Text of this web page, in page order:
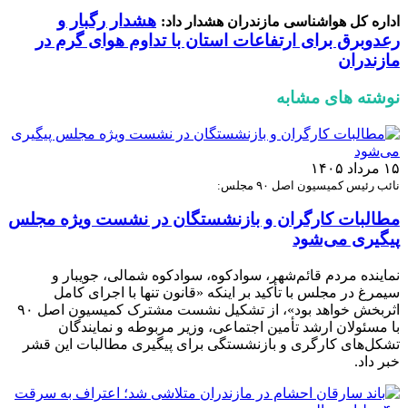
اداره کل هواشناسی مازندران هشدار داد: هشدار رگبار و
رعدوبرق برای ارتفاعات استان با تداوم هوای گرم در
مازندران
نوشته های مشابه
۱۵ مرداد ۱۴۰۵
نائب رئیس کمیسیون اصل ۹۰ مجلس:
مطالبات کارگران و بازنشستگان در نشست ویژه مجلس
پیگیری می‌شود
نماینده مردم قائم‌شهر، سوادکوه، سوادکوه شمالی، جویبار و
سیمرغ در مجلس با تأکید بر اینکه «قانون تنها با اجرای کامل
اثربخش خواهد بود»، از تشکیل نشست مشترک کمیسیون اصل ۹۰
با مسئولان ارشد تأمین اجتماعی، وزیر مربوطه و نمایندگان
تشکل‌های کارگری و بازنشستگی برای پیگیری مطالبات این قشر
خبر داد.